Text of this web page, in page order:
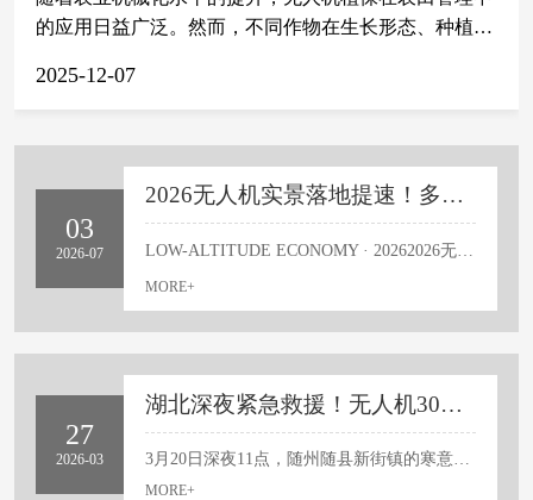
的应用日益广泛。然而，不同作物在生长形态、种植密
化要求。水稻低矮密植，果树高大分层，小麦成片连
采用统一模式，而需根据具体作物调整飞行参数，以实
间需求？下面，湖北云技科技有限公司来做分析。在南
方水稻区，作物生长周期内田面常保持浅水层，植株高
度一般不超过1.2米，群体密集。这种环境适合无人机进
行低空匀速飞行。通常将飞行高度控制在距离冠层上方
嘴，使药液能穿透上层叶片，沉降到中下部病虫易发区
单，可实现连续作业，减少重喷或漏喷现象。相比之
下，小麦田虽同样为大田作物，但其生长后期茎秆直
立、通风性好，且多数地区实行条播，行间有...
2025-12-07
03
2026-07
2026无人机实景落地提速！多领域重大项目密集落地
LOW-ALTITUDE ECONOMY · 20262026无人机实景落地提速！多领域重大项目密集落地职业人才红利全面释放进入2026年下半年，国内低空经济正式告别概念试点阶段，迎来大规模实景落地的爆发期。近一个月以来，无人机在民生配送、智慧农业、文旅产业、城市应急、工业巡检等多个主流领域，落地一大批可落地、可商用、可量产的真实项目。随着行业商业化场景持续扩容，规范化、专业化作业成为硬性标准，持证上岗、实景实操、合规作业，已然成为无人机从业者的核心刚需，全新的职业发展机遇正在全面释放。 如今的无人机，早已不是大众印象中的娱乐玩具，而是赋能各行各业的核心智能工具。当下行业最稀缺的不再是飞行设备，而是懂合规、会实操、能独立落地商业项目的专业技术人才，低空经济的人才红利，正式进入全面兑现阶段。🔥 五大赛道同步爆发 · 实景落地进行时📦 低空物流标志事件：广州南沙海上无人机常态化配送 ·人才缺口：航线规划师、实景飞手🌾 ...
MORE+
27
2026-03
湖北深夜紧急救援！无人机30分钟锁定85岁失联老人，硬核技术守护民生
3月20日深夜11点，随州随县新街镇的寒意愈发浓烈，初春的夜风裹挟着湿冷气息，寒意直透衣骨。就在这个万籁俱寂的深夜，新街派出所的值班电话突然响起，一通带着哭腔的求助电话打破了宁静——一位85岁高龄的老人，当天下午出门后便失联未归，其子女均不在身边，家中仅剩同样年过八旬的老伴焦急万分，邻居们自发陪同家属，在周边道路、田间地头反复搜寻数小时，却始终未见老人踪影，情况万分危急。高龄老人深夜滞留野外，危险不言而喻。初春深夜气温持续走低，田间泥地湿滑难行，老人不仅可能遭遇失温、摔伤，还可能因体力不支陷入更危险的境地，每多滞留一分钟，生命安全就多一分威胁。就在众人束手无策、传统人力搜救陷入瓶颈之际，专业无人机挺身而出，成为这场深夜救援的“破局关键”，用科技力量为老人的生命保驾护航。警民空地联动，无人机化身深夜搜救“空中鹰眼”以往深夜野外寻人，纯靠人力排查往往事倍功半。漆黑的夜色让视线几乎为零，老人最后失联的区域...
MORE+